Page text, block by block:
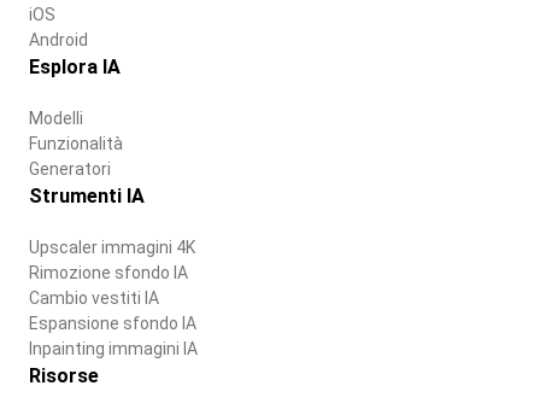
iOS
Android
Esplora IA
Modelli
Funzionalità
Generatori
Strumenti IA
Upscaler immagini 4K
Rimozione sfondo IA
Cambio vestiti IA
Espansione sfondo IA
Inpainting immagini IA
Risorse